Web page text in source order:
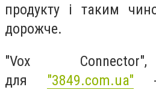
продукту і таким
дорожче.
"Vox
для "3849.com.ua" -